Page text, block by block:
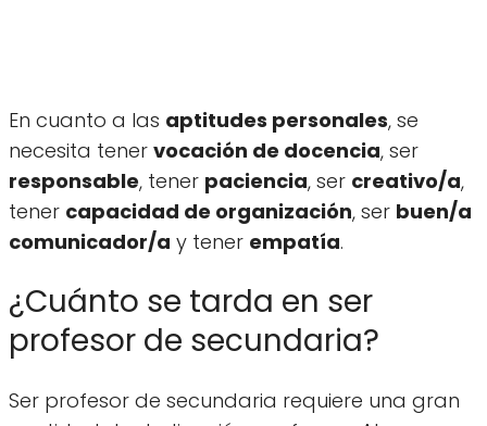
En cuanto a las aptitudes personales, se
necesita tener vocación de docencia, ser
responsable, tener paciencia, ser creativo/a,
tener capacidad de organización, ser buen/a
comunicador/a y tener empatía.
¿Cuánto se tarda en ser
profesor de secundaria?
Ser profesor de secundaria requiere una gran